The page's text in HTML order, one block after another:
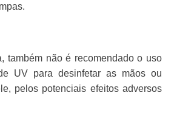
também não é recomendado o uso
UV para desinfetar as mãos ou
pelos potenciais efeitos adversos